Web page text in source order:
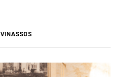
VINASSOS